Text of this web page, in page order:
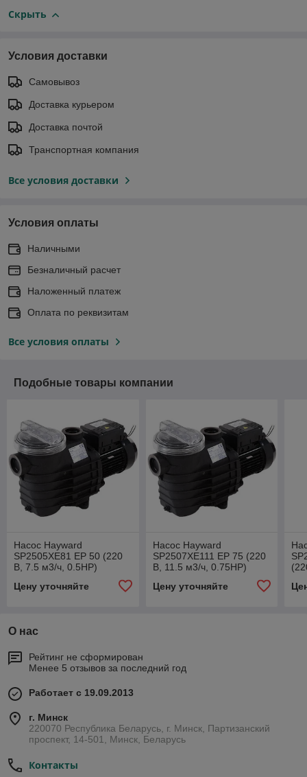
Скрыть
Условия доставки
Самовывоз
Доставка курьером
Доставка почтой
Транспортная компания
Все условия доставки
Условия оплаты
Наличными
Безналичный расчет
Наложенный платеж
Оплата по реквизитам
Все условия оплаты
Подобные товары компании
Насос Hayward
SP2505XE81 EP 50 (220
В, 7.5 м3/ч, 0.5HP)
Цену уточняйте
Насос Hayward
SP2507XE111 EP 75 (220
В, 11.5 м3/ч, 0.75HP)
Цену уточняйте
О нас
Рейтинг не сформирован
Менее 5 отзывов за последний год
Работает с 19.09.2013
г. Минск
220070 Республика Беларусь, г. Минск, Партизанский
проспект, 14-501, Минск, Беларусь
Контакты